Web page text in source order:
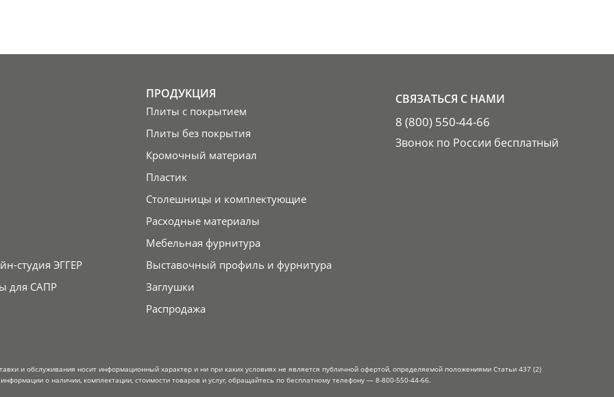
студия ЭГГЕР
для САПР
ПРОДУКЦИЯ
Плиты с покрытием
Плиты без покрытия
Кромочный материал
Пластик
Столешницы и комплектующие
Расходные материалы
Мебельная фурнитура
Выставочный профиль и фурнитура
Заглушки
Распродажа
СВЯЗАТЬСЯ С НАМИ
8 (800) 550-44-66
Звонок по России бесплатный
и обслуживания носит информационный характер и ни при каких условиях не является публичной офертой, определяемой положениями Статьи 437 (2)
о наличии, комплектации, стоимости товаров и услуг, обращайтесь по бесплатному телефону — 8-800-550-44-66.